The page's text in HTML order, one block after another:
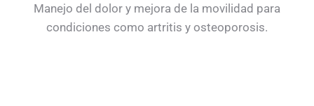
Manejo del dolor y mejora de la movilidad para
condiciones como artritis y osteoporosis.